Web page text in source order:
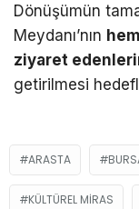
Dönüşümün
Meydanı’nın
ziyaret
getirilmesi
ARASTA
KÜLTÜREL MIRAS